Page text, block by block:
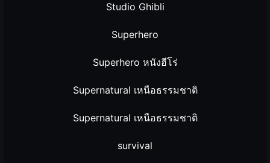
Studio Ghibli
Superhero
Superhero หนังฮีโร่
Supernatural เหนือธรรมชาติ
Supernatural เหนือธรรมชาติ
survival